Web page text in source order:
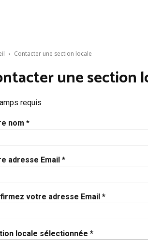
Contacter une section locale
une section
requis
nom *
adresse Email *
votre adresse Email *
locale sélectionnée *